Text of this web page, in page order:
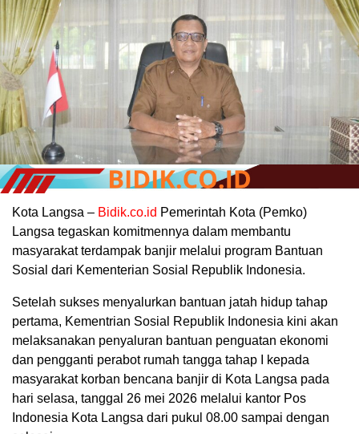
Kota Langsa – Bidik.co.id Pemerintah Kota (Pemko)
Langsa tegaskan komitmennya dalam membantu
masyarakat terdampak banjir melalui program Bantuan
Sosial dari Kementerian Sosial Republik Indonesia.
Setelah sukses menyalurkan bantuan jatah hidup tahap
pertama, Kementrian Sosial Republik Indonesia kini akan
melaksanakan penyaluran bantuan penguatan ekonomi
dan pengganti perabot rumah tangga tahap I kepada
masyarakat korban bencana banjir di Kota Langsa pada
hari selasa, tanggal 26 mei 2026 melalui kantor Pos
Indonesia Kota Langsa dari pukul 08.00 sampai dengan